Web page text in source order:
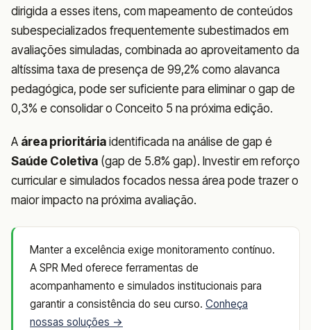
dirigida a esses itens, com mapeamento de conteúdos
subespecializados frequentemente subestimados em
avaliações simuladas, combinada ao aproveitamento da
altíssima taxa de presença de 99,2% como alavanca
pedagógica, pode ser suficiente para eliminar o gap de
0,3% e consolidar o Conceito 5 na próxima edição.
A área prioritária identificada na análise de gap é
Saúde Coletiva (gap de 5.8% gap). Investir em reforço
curricular e simulados focados nessa área pode trazer o
maior impacto na próxima avaliação.
Manter a excelência exige monitoramento contínuo.
A SPR Med oferece ferramentas de
acompanhamento e simulados institucionais para
garantir a consistência do seu curso. Conheça
nossas soluções →